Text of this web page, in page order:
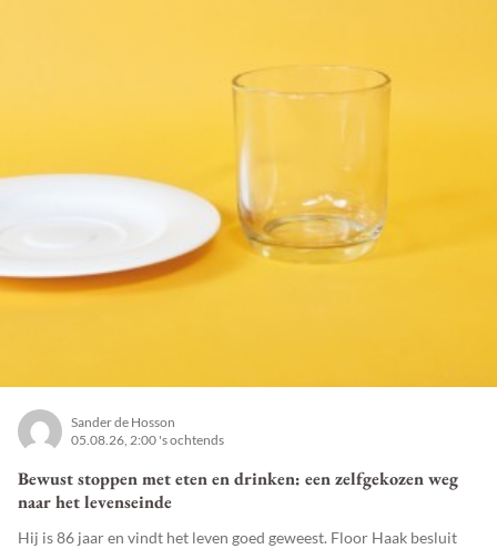
Sander de Hosson
05.08.26, 2:00 's ochtends
Bewust stoppen met eten en drinken: een zelfgekozen weg
naar het levenseinde
Hij is 86 jaar en vindt het leven goed geweest. Floor Haak besluit